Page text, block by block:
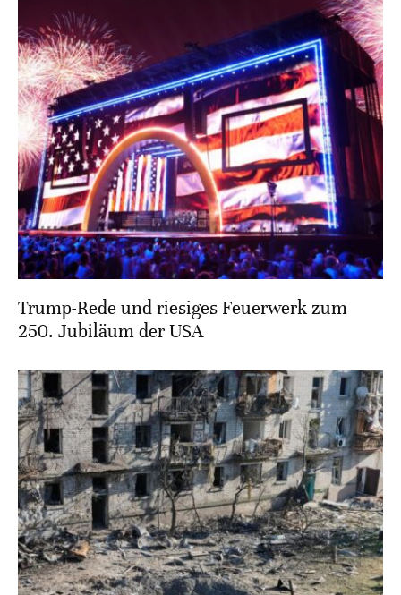
Trump-Rede und riesiges Feuerwerk zum
250. Jubiläum der USA